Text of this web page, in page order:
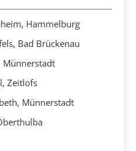
Hammelburg
Bad Brückenau
Münnerstadt
Zeitlofs
Münnerstadt